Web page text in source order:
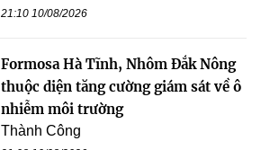
21:10 10/08/2026
Formosa Hà Tĩnh, Nhôm Đắk Nông
thuộc diện tăng cường giám sát về ô
nhiễm môi trường
Thành Công